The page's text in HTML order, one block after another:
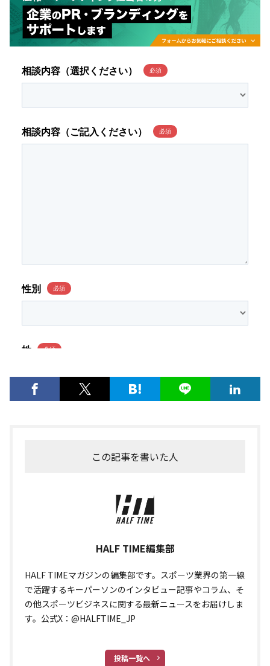
この記事を書いた人
HALF TIME編集部
HALF TIMEマガジンの編集部です。スポーツ業界の第一線
で活躍するキーパーソンのインタビュー記事やコラム、そ
の他スポーツビジネスに関する最新ニュースをお届けしま
す。公式X：@HALFTIME_JP
投稿一覧へ